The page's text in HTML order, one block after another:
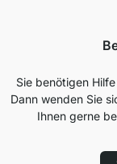
Sie benötigen
Dann wenden Sie
Ihnen gerne